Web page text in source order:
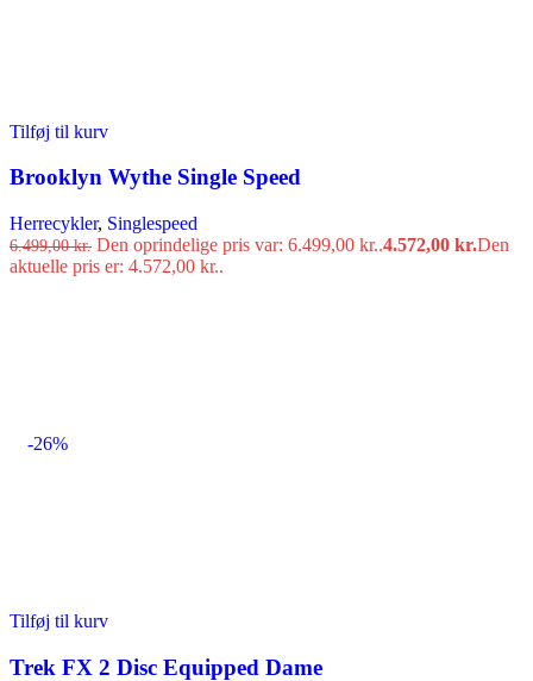
Tilføj til kurv
Brooklyn Wythe Single Speed
Herrecykler, Singlespeed
6.499,00kr. Den oprindelige pris var: 6.499,00 kr..4.572,00 kr.Den
aktuelle pris er: 4.572,00 kr..
-26%
Tilføj til kurv
Trek FX 2 Disc Equipped Dame